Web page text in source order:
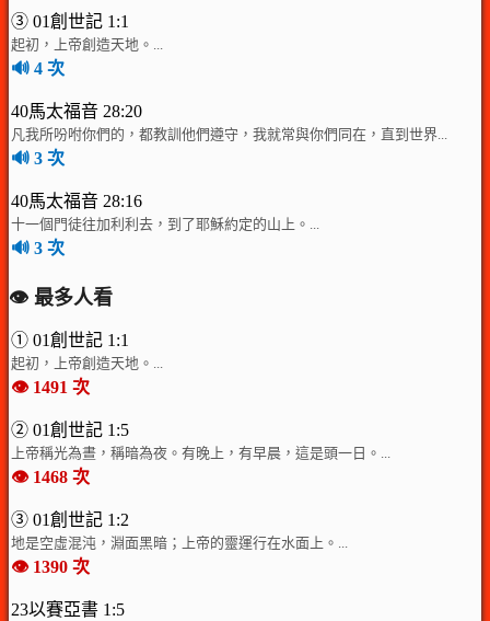
③ 01創世記 1:1
起初，上帝創造天地。...
🔊 4 次
40馬太福音 28:20
凡我所吩咐你們的，都教訓他們遵守，我就常與你們同在，直到世界...
🔊 3 次
40馬太福音 28:16
十一個門徒往加利利去，到了耶穌約定的山上。...
🔊 3 次
👁️ 最多人看
① 01創世記 1:1
起初，上帝創造天地。...
👁️ 1491 次
② 01創世記 1:5
上帝稱光為晝，稱暗為夜。有晚上，有早晨，這是頭一日。...
👁️ 1468 次
③ 01創世記 1:2
地是空虛混沌，淵面黑暗；上帝的靈運行在水面上。...
👁️ 1390 次
23以賽亞書 1:5